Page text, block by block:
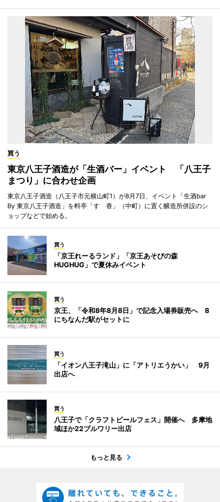
買う
東京八王子酒造が「生酒バー」イベント 「八王子
まつり」に合わせ企画
東京八王子酒造（八王子市元横山町1）が8月7日、イベント「生酒bar
By 東京八王子酒造」を料亭「すゞ香」（中町）に置く醸造所併設のシ
ョップなどで始める。
買う
「京王れーるランド」「京王あそびの森
HUGHUG」で夏休みイベント
買う
京王、「令和8年8月8日」で記念入場券販売へ 8
にちなんだ駅がセットに
買う
「イオン八王子滝山」に「アトリエうかい」 9月
出店へ
買う
八王子で「クラフトビールフェス」開催へ 多摩地
域ほか22ブルワリー出店
もっと見る